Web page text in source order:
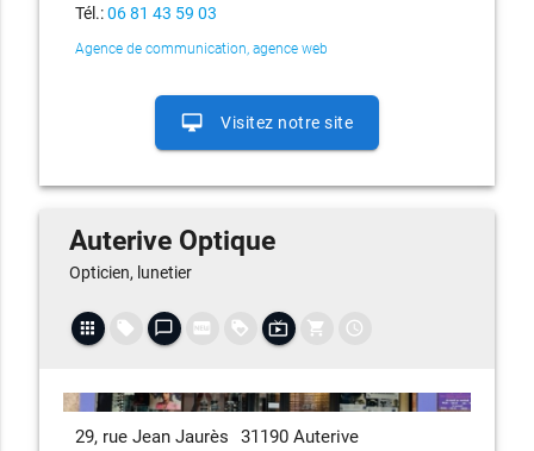
Tél.:06 81 43 59 03
Agence de communication, agence web
desktop_mac Visitez notre site
Auterive Optique
Opticien, lunetier
apps local_offer chat_bubble_outline fiber_new loyalty live_tv shopping_cart access_time
29, rue Jean Jaurès 31190 Auterive